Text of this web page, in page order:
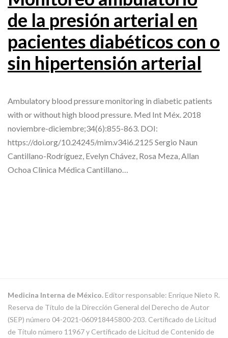
de la presión arterial en
pacientes diabéticos con o
sin hipertensión arterial
Ambulatory blood pressure monitoring in diabetic patients
with or without high blood pressure. Med Int Méx. 2018
noviembre-diciembre;34(6):855-863. DOI:
https://doi.org/10.24245/mim.v34i6.2125 Sergio Naun
Cantillano-Rodríguez, Evelyn Chávez, Rosa Meza, Allan
Ochoa Clinica Médica Cantillano…
Medicina Interna de México.Editor responsable: Enrique Nieto R.
Reserva de Título de la Dirección General del Derecho de Autor
(SEP) número 04-2021-060918445800-203. Certificado de Licitud
de Título número 11967 y Certificado de Licitud de Contenido de